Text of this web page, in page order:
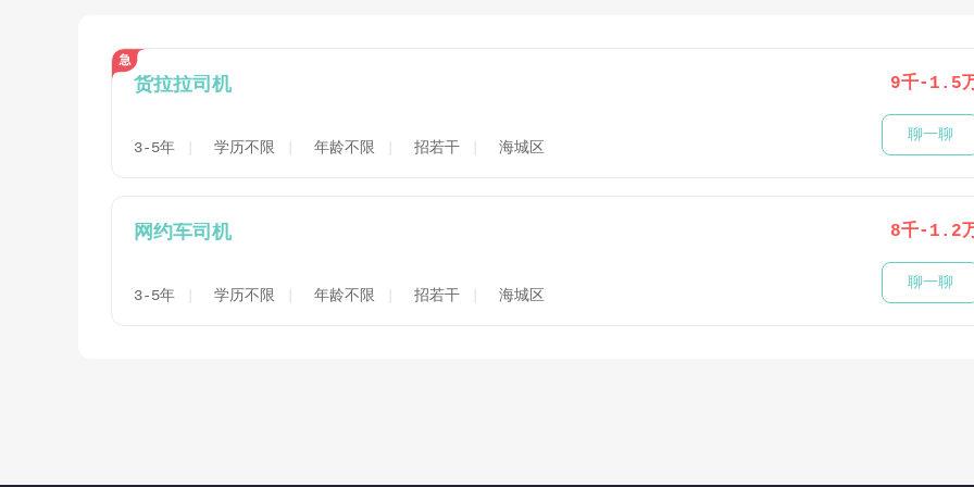
货拉拉司机
3-5年 学历不限 年龄不限 招若干 海城区
9千-1.5
聊一聊
网约车司机
3-5年 学历不限 年龄不限 招若干 海城区
8千-1.2
聊一聊